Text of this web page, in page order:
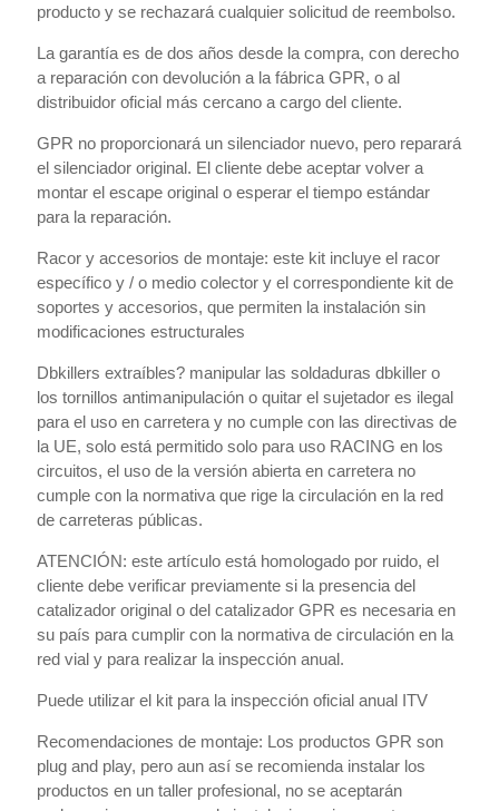
producto y se rechazará cualquier solicitud de reembolso.
La garantía es de dos años desde la compra, con derecho
a reparación con devolución a la fábrica GPR, o al
distribuidor oficial más cercano a cargo del cliente.
GPR no proporcionará un silenciador nuevo, pero reparará
el silenciador original. El cliente debe aceptar volver a
montar el escape original o esperar el tiempo estándar
para la reparación.
Racor y accesorios de montaje: este kit incluye el racor
específico y / o medio colector y el correspondiente kit de
soportes y accesorios, que permiten la instalación sin
modificaciones estructurales
Dbkillers extraíbles? manipular las soldaduras dbkiller o
los tornillos antimanipulación o quitar el sujetador es ilegal
para el uso en carretera y no cumple con las directivas de
la UE, solo está permitido solo para uso RACING en los
circuitos, el uso de la versión abierta en carretera no
cumple con la normativa que rige la circulación en la red
de carreteras públicas.
ATENCIÓN: este artículo está homologado por ruido, el
cliente debe verificar previamente si la presencia del
catalizador original o del catalizador GPR es necesaria en
su país para cumplir con la normativa de circulación en la
red vial y para realizar la inspección anual.
Puede utilizar el kit para la inspección oficial anual ITV
Recomendaciones de montaje: Los productos GPR son
plug and play, pero aun así se recomienda instalar los
productos en un taller profesional, no se aceptarán